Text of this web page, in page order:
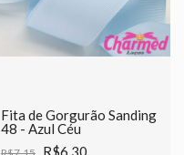
Fita de Gorgurão Sanding
48 - Azul Céu
R$6,30